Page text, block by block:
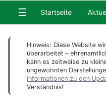
☰ Startseite
Hinweis: Diese Website
überarbeitet –
kann es zeitweise zu
ungewohnten
Informationen zu den
Verständnis!